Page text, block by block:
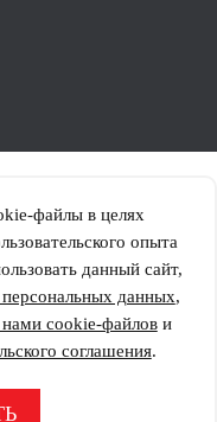
92-41
файлы в целях
опыта
данный сайт,
данных,
нами cookie-файлови
соглашения.